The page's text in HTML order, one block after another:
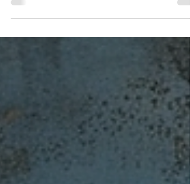
et permet d'organiser efficacement sa...